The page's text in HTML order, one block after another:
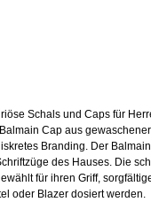
Schals und Caps für
Cap aus
Branding. Der
des Hauses. Die
für ihren Griff,
oder Blazer dosiert werden.